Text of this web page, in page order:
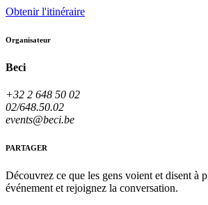
Obtenir l'itinéraire
Organisateur
Beci
+32 2 648 50 02
02/648.50.02
events@beci.be
PARTAGER
Découvrez ce que les gens voient et disent à
événement et rejoignez la conversation.